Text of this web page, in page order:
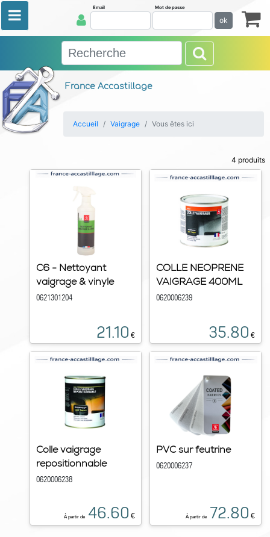
France Accastillage
Email Mot de passe
ok
Accueil Vaigrage Vous êtes ici
4 produits
C6 - Nettoyant
vaigrage & vinyle
0621301204
21.10 €
COLLE NEOPRENE
VAIGRAGE 400ML
0620006239
35.80 €
Colle vaigrage
repositionnable
0620006238
À partir de 46.60 €
PVC sur feutrine
0620006237
À partir de 72.80 €